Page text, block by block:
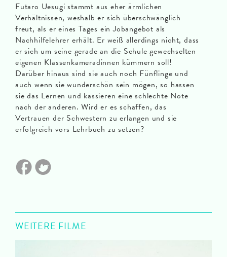
Futaro Uesugi stammt aus eher ärmlichen
Verhältnissen, weshalb er sich überschwänglich
freut, als er eines Tages ein Jobangebot als
Nachhilfelehrer erhält. Er weiß allerdings nicht, dass
er sich um seine gerade an die Schule gewechselten
eigenen Klassenkameradinnen kümmern soll!
Darüber hinaus sind sie auch noch Fünflinge und
auch wenn sie wunderschön sein mögen, so hassen
sie das Lernen und kassieren eine schlechte Note
nach der anderen. Wird er es schaffen, das
Vertrauen der Schwestern zu erlangen und sie
erfolgreich vors Lehrbuch zu setzen?
WEITERE FILME